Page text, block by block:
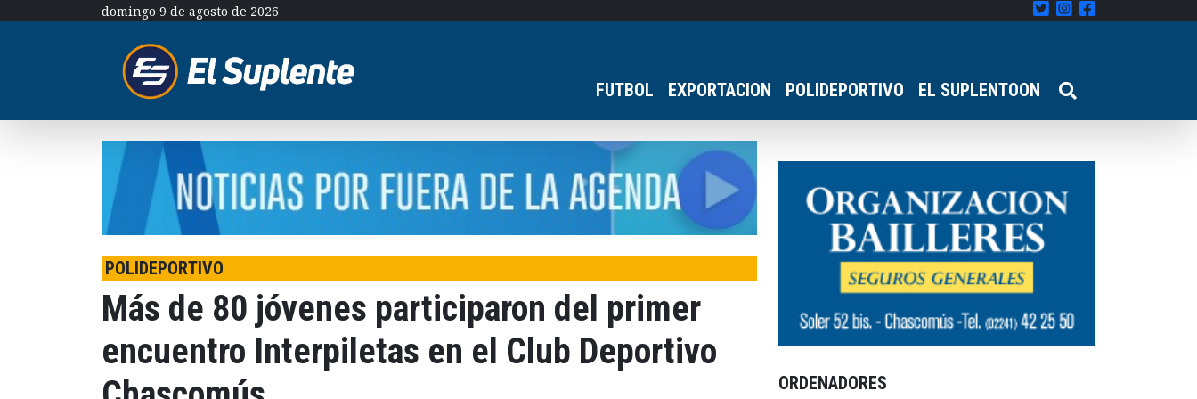
domingo 9 de agosto de 2026
FUTBOL EXPORTACION POLIDEPORTIVO EL SUPLENTOON
POLIDEPORTIVO
Más de 80 jóvenes participaron del primer
encuentro Interpiletas en el Club Deportivo
ORDENADORES